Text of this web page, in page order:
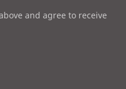
and agree to receive